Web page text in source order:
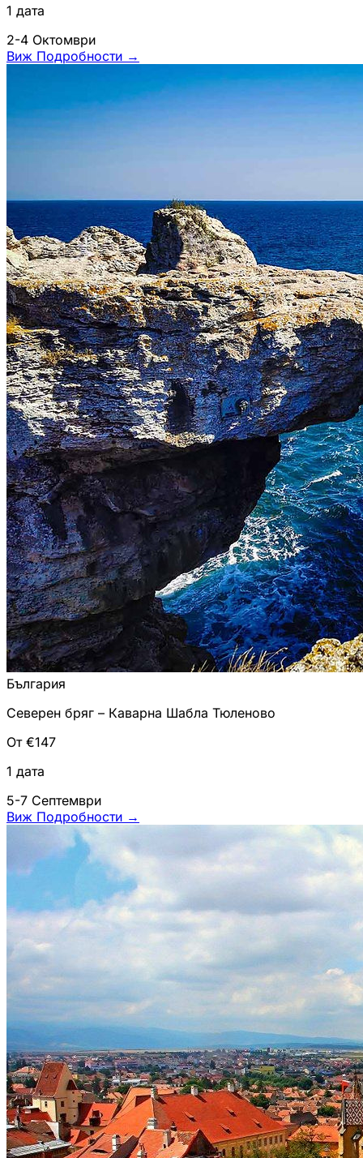
1 дата
2-4 Октомври
Виж Подробности →
България
Северен бряг – Каварна Шабла Тюленово
От €147
1 дата
5-7 Септември
Виж Подробности →